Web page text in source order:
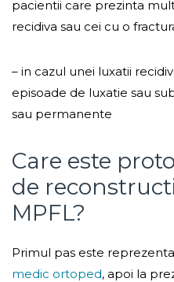
pacientii care prezinta
recidiva sau cei cu o
– in cazul unei luxatii
episoade de luxatie sau
sau permanente
Care este
de
MPFL?
Primul pas este
medic ortoped, apoi la